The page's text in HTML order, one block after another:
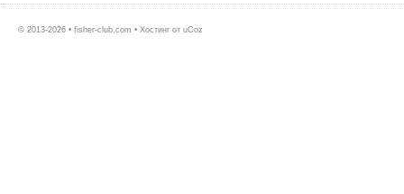
© 2013-2026 • fisher-club.com • Хостинг от uCoz